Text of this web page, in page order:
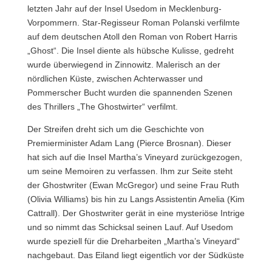
letzten Jahr auf der Insel Usedom in Mecklenburg-
Vorpommern. Star-Regisseur Roman Polanski verfilmte
auf dem deutschen Atoll den Roman von Robert Harris
„Ghost“. Die Insel diente als hübsche Kulisse, gedreht
wurde überwiegend in Zinnowitz. Malerisch an der
nördlichen Küste, zwischen Achterwasser und
Pommerscher Bucht wurden die spannenden Szenen
des Thrillers „The Ghostwirter“ verfilmt.
Der Streifen dreht sich um die Geschichte von
Premierminister Adam Lang (Pierce Brosnan). Dieser
hat sich auf die Insel Martha’s Vineyard zurückgezogen,
um seine Memoiren zu verfassen. Ihm zur Seite steht
der Ghostwriter (Ewan McGregor) und seine Frau Ruth
(Olivia Williams) bis hin zu Langs Assistentin Amelia (Kim
Cattrall). Der Ghostwriter gerät in eine mysteriöse Intrige
und so nimmt das Schicksal seinen Lauf. Auf Usedom
wurde speziell für die Dreharbeiten „Martha’s Vineyard“
nachgebaut. Das Eiland liegt eigentlich vor der Südküste